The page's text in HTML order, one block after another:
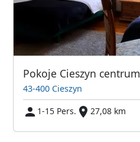
Pokoje Cieszyn centrum
43-400 Cieszyn
1-15 Pers.
27,08 km